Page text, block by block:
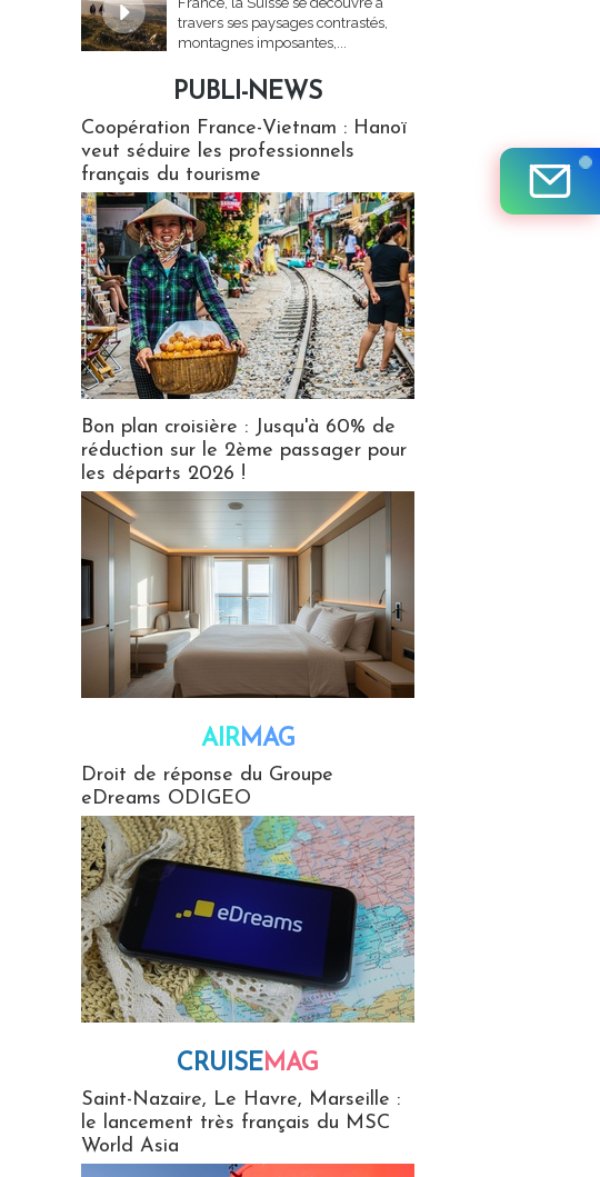
travers ses paysages contrastés,
montagnes imposantes,...
PUBLI-NEWS
Coopération France-Vietnam : Hanoï
veut séduire les professionnels
français du tourisme
Bon plan croisière : Jusqu'à 60% de
réduction sur le 2ème passager pour
les départs 2026 !
AIRMAG
Droit de réponse du Groupe
eDreams ODIGEO
CRUISEMAG
Saint-Nazaire, Le Havre, Marseille :
le lancement très français du MSC
World Asia